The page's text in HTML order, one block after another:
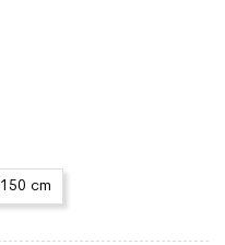
150 cm